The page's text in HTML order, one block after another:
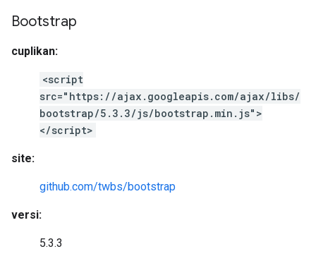
Bootstrap
cuplikan:
<script
src="https://ajax.googleapis.com/ajax/libs/
bootstrap/5.3.3/js/bootstrap.min.js">
</script>
site:
github.com/twbs/bootstrap
versi:
5.3.3